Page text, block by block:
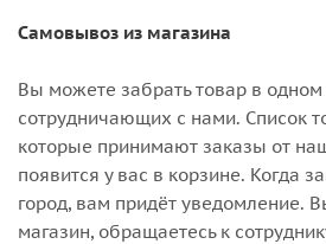
Самовывоз из магазина
Вы можете забрать товар в одном
сотрудничающих с нами. Список
которые принимают заказы от
появится у вас в корзине. Когда
город, вам придёт уведомление.
магазин, обращаетесь к